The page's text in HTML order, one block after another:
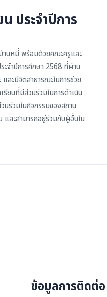
ประจำปีการ
านหมี่ พร้อมด้วยคณะครูและ
ะจำปีการศึกษา 2568 ที่ผ่าน
ละมีจิตสาธารณะในการช่วย
ยนที่มีส่วนร่วมในการดำเนิน
นร่วมในกิจกรรมของสถาน
ละสามารถอยู่ร่วมกับผู้อื่นใน
ข้อมูลการติดต่อ